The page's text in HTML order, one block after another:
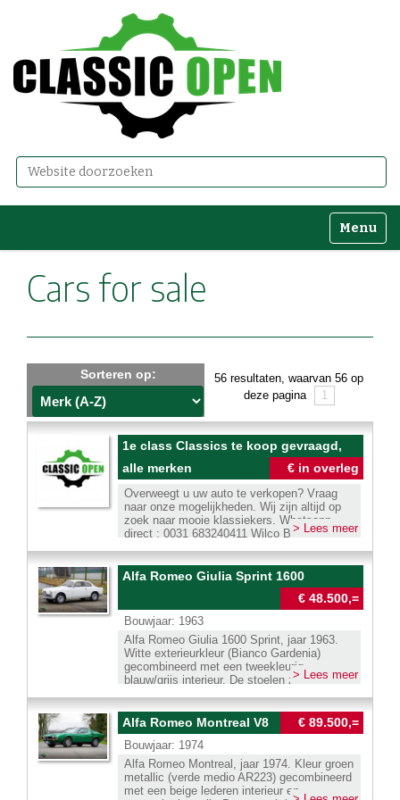
Zoek
Toggle
Cars for sale
Sorteren op:
56 resultaten, waarvan 56 op
deze pagina
1
1e class Classics te koop gevraagd,
alle merken
€ in overleg
Overweegt u uw auto te verkopen? Vraag
naar onze mogelijkheden. Wij zijn altijd op
zoek naar mooie klassiekers. Whatsapp
direct : 0031 683240411 Wilco Beijer> Lees meer
Alfa Romeo Giulia Sprint 1600
€ 48.500,=
Bouwjaar: 1963
Alfa Romeo Giulia 1600 Sprint, jaar 1963.
Witte exterieurkleur (Bianco Gardenia)
gecombineerd met een tweekleurig
blauw/grijs interieur. De stoelen zijn bekleed
middenstukken en blauwe kunstleren
zijkanten. Blauw tapijt en blauwe
zonnekleppen maken het interieur compleet.
Deze prachtige Alfa Romeo Giulia 1600
Sprint is nieuw verkocht in Italië. In 2009 is
de auto geïmporteerd naar Nederland.
Vervolgens is de auto uitgebreid
> Lees meer
Alfa Romeo Montreal V8 € 89.500,=
Bouwjaar: 1974
Alfa Romeo Montreal, jaar 1974. Kleur groen
metallic (verde medio AR223) gecombineerd
met een beige lederen interieur en